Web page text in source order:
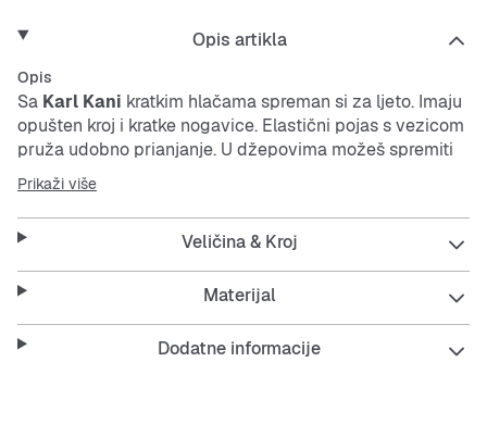
Opis artikla
Opis
Sa Karl Kani kratkim hlačama spreman si za ljeto. Imaju
opušten kroj i kratke nogavice. Elastični pojas s vezicom
pruža udobno prianjanje. U džepovima možeš spremiti
sitnice. Materijal je čvrst i izdržljiv.
Ove kratke hlače su savršene za vruće dane i aktivnosti
cijeli dan.
Features:
Prikaži više
Veličina & Kroj
Materijal
Dodatne informacije